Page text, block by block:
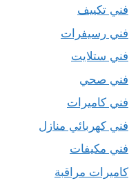
فني تكييف
فني رسيفرات
فني ستلايت
فني صحي
فني كاميرات
فني كهربائي منازل
فني مكيفات
كاميرات مراقبة